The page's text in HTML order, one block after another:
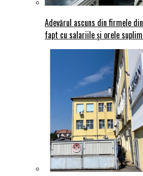
Adevărul ascuns din firmele
fapt cu salariile și orele